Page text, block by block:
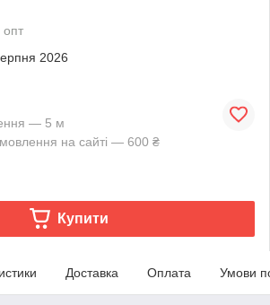
опт
2026
— 5 м
на сайті — 600 ₴
Купити
Доставка Оплата Умови